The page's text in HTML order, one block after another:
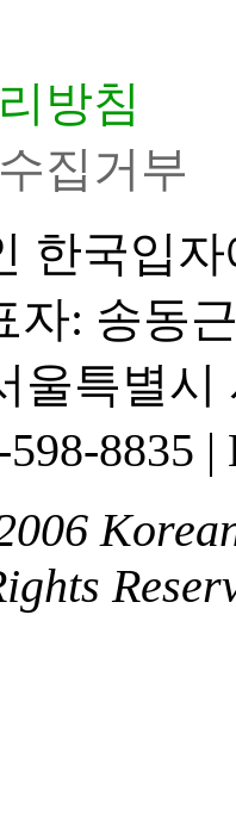
방침
집거부
한국입
자: 송동
울특별
8835 |